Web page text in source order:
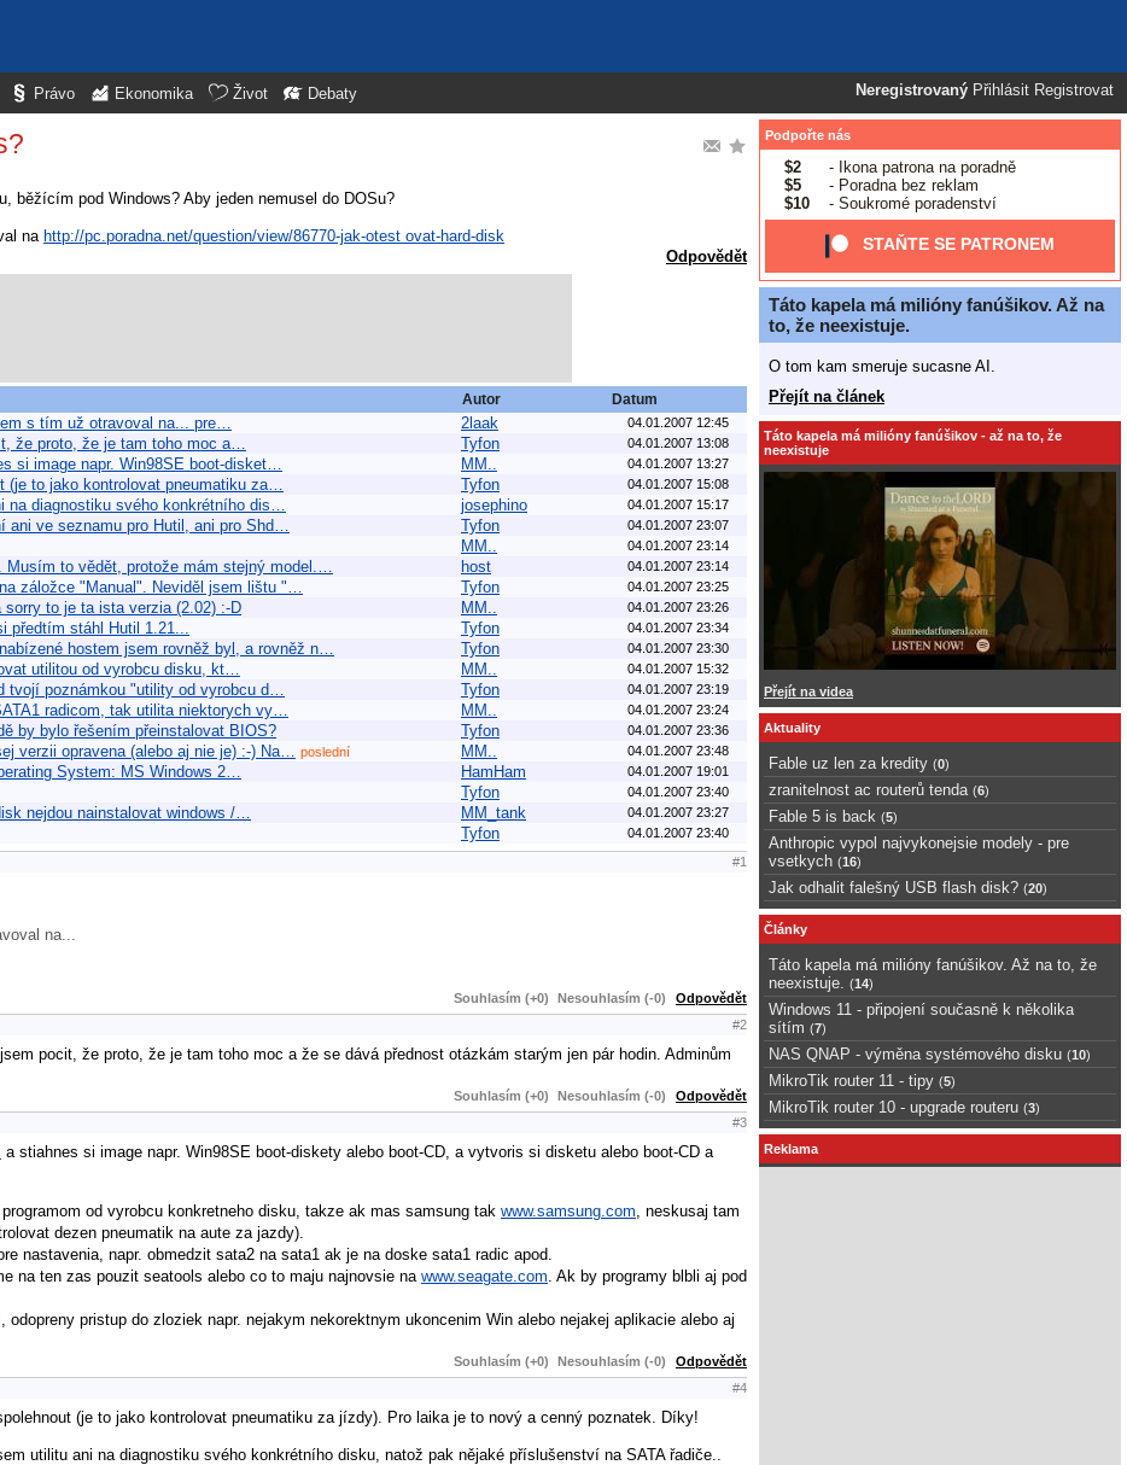
Neregistrovaný Přihlásit Registrovat
Právo Ekonomika Život Debaty
běžícím pod Windows? Aby jeden nemusel do DOSu?
na http://pc.poradna.net/question/view/86770-jak-otest ovat-hard-disk
Odpovědět
Autor Datum
s tím už otravoval na... pre… 2laak 04.01.2007 12:45
že proto, že je tam toho moc a… Tyfon 04.01.2007 13:08
si image napr. Win98SE boot-disket… MM.. 04.01.2007 13:27
to jako kontrolovat pneumatiku za… Tyfon 04.01.2007 15:08
diagnostiku svého konkrétního dis… josephino 04.01.2007 15:17
ani ve seznamu pro Hutil, ani pro Shd… Tyfon 04.01.2007 23:07
MM.. 04.01.2007 23:14
to vědět, protože mám stejný model.… host 04.01.2007 23:14
záložce "Manual". Neviděl jsem lištu "… Tyfon 04.01.2007 23:25
to je ta ista verzia (2.02) :-D MM.. 04.01.2007 23:26
stáhl Hutil 1.21... Tyfon 04.01.2007 23:34
hostem jsem rovněž byl, a rovněž n… Tyfon 04.01.2007 23:30
utilitou od vyrobcu disku, kt… MM.. 04.01.2007 15:32
poznámkou "utility od vyrobcu d… Tyfon 04.01.2007 23:19
radicom, tak utilita niektorych vy… MM.. 04.01.2007 23:24
by bylo řešením přeinstalovat BIOS? Tyfon 04.01.2007 23:36
verzii opravena (alebo aj nie je) :-) Na… poslední MM.. 04.01.2007 23:48
System: MS Windows 2… HamHam 04.01.2007 19:01
Tyfon 04.01.2007 23:40
nejdou nainstalovat windows /… MM_tank 04.01.2007 23:27
Tyfon 04.01.2007 23:40
#1
na...
Souhlasím (+0) Nesouhlasím (-0) Odpovědět
#2
pocit, že proto, že je tam toho moc a že se dává přednost otázkám starým jen pár hodin. Adminům
Souhlasím (+0) Nesouhlasím (-0) Odpovědět
#3
a stiahnes si image napr. Win98SE boot-diskety alebo boot-CD, a vytvoris si disketu alebo boot-CD a
od vyrobcu konkretneho disku, takze ak mas samsung tak www.samsung.com , neskusaj tam
dezen pneumatik na aute za jazdy).
nastavenia, napr. obmedzit sata2 na sata1 ak je na doske sata1 radic apod.
na ten zas pouzit seatools alebo co to maju najnovsie na www.seagate.com . Ak by programy blbli aj pod
pristup do zloziek napr. nejakym nekorektnym ukoncenim Win alebo nejakej aplikacie alebo aj
Souhlasím (+0) Nesouhlasím (-0) Odpovědět
#4
(je to jako kontrolovat pneumatiku za jízdy). Pro laika je to nový a cenný poznatek. Díky!
utilitu ani na diagnostiku svého konkrétního disku, natož pak nějaké příslušenství na SATA řadiče..
Podpořte nás
$2
- Ikona patrona na poradně
$5
- Poradna bez reklam
$10
- Soukromé poradenství
STAŇTE SE PATRONEM
Táto kapela má milióny fanúšikov. Až na
to, že neexistuje.
O tom kam smeruje sucasne AI.
Přejít na článek
Táto kapela má milióny fanúšikov - až na to, že
neexistuje
Přejít na videa
Aktuality
Fable uz len za kredity (0)
zranitelnost ac routerů tenda (6)
Fable 5 is back (5)
Anthropic vypol najvykonejsie modely - pre
vsetkych (16)
Jak odhalit falešný USB flash disk? (20)
Články
Táto kapela má milióny fanúšikov. Až na to, že
neexistuje.
(14)
Windows 11 - připojení současně k několika
sítím (7)
NAS QNAP - výměna systémového disku (10)
MikroTik router 11 - tipy (5)
MikroTik router 10 - upgrade routeru (3)
Reklama